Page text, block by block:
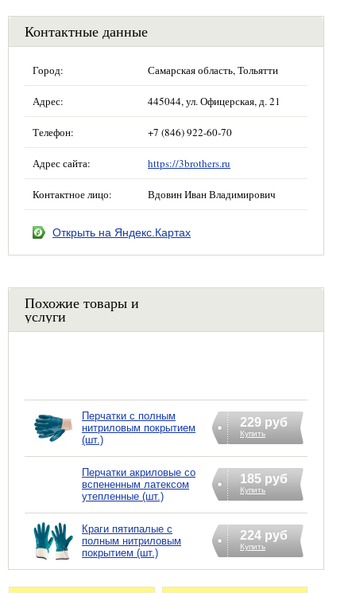
Контактные данные
Город: Самарская область, Тольятти
Адрес: 445044, ул. Офицерская, д. 21
Телефон: +7 (846) 922-60-70
Адрес сайта: https://3brothers.ru
Контактное лицо: Вдовин Иван Владимирович
Открыть на Яндекс.Картах
Похожие товары и
услуги
Перчатки с полным
нитриловым покрытием
(шт.)
229 руб
Купить
Перчатки акриловые со
вспененным латексом
утепленные (шт.)
185 руб
Купить
Краги пятипалые с
полным нитриловым
покрытием (шт.)
224 руб
Купить